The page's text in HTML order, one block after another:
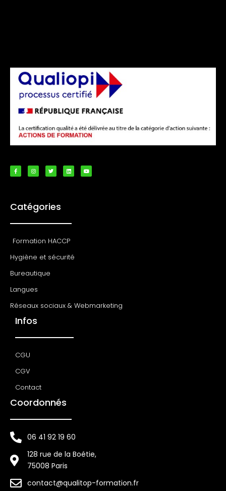
Catégories
Formation HACCP
Hygiène et sécurité
Bureautique
Langues
Réseaux sociaux & Webmarketing
Infos
CGU
CGV
Contact
Coordonnés
06 41 92 19 60
128 rue de la Boétie,
75008 Paris
contact@qualitop-formation.fr